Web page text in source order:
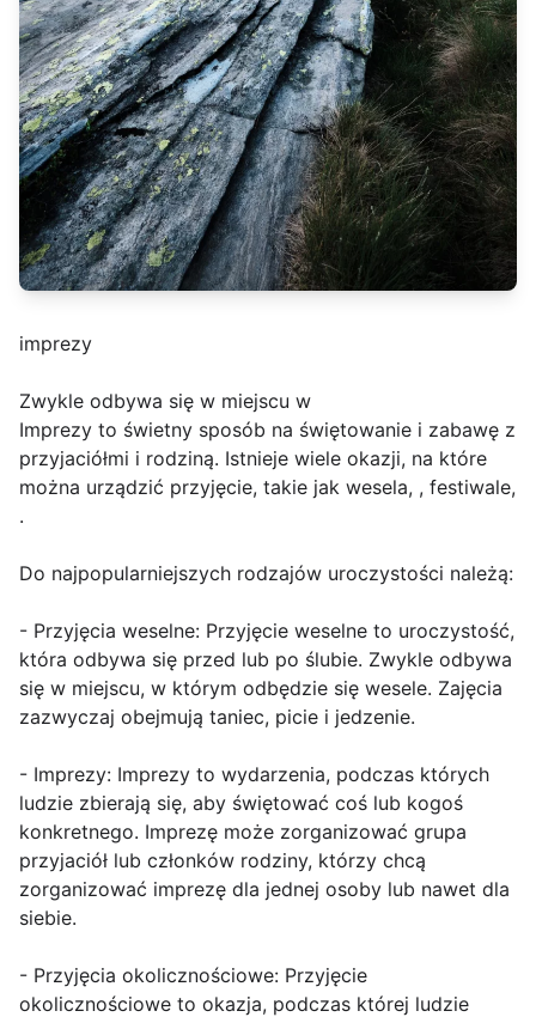
imprezy
Zwykle odbywa się w miejscu w
Imprezy to świetny sposób na świętowanie i zabawę z
przyjaciółmi i rodziną. Istnieje wiele okazji, na które
można urządzić przyjęcie, takie jak wesela, , festiwale,
.
Do najpopularniejszych rodzajów uroczystości należą:
- Przyjęcia weselne: Przyjęcie weselne to uroczystość,
która odbywa się przed lub po ślubie. Zwykle odbywa
się w miejscu, w którym odbędzie się wesele. Zajęcia
zazwyczaj obejmują taniec, picie i jedzenie.
- Imprezy: Imprezy to wydarzenia, podczas których
ludzie zbierają się, aby świętować coś lub kogoś
konkretnego. Imprezę może zorganizować grupa
przyjaciół lub członków rodziny, którzy chcą
zorganizować imprezę dla jednej osoby lub nawet dla
siebie.
- Przyjęcia okolicznościowe: Przyjęcie
okolicznościowe to okazja, podczas której ludzie